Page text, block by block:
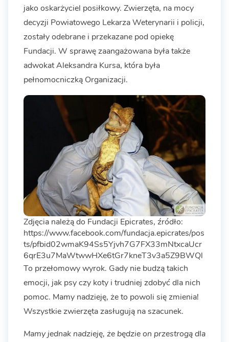
jako oskarżyciel posiłkowy. Zwierzęta, na mocy
decyzji Powiatowego Lekarza Weterynarii i policji,
zostały odebrane i przekazane pod opiekę
Fundacji. W sprawę zaangażowana była także
adwokat Aleksandra Kursa, która była
pełnomocniczką Organizacji.
Zdjęcia należą do Fundacji Epicrates, źródło:
https://www.facebook.com/fundacja.epicrates/pos
ts/pfbid02wmaK94Ss5Yjvh7G7FX33mNtxcaUcr
6qrE3u7MaWtwwHXe6tGr7kneT3v3a5Z9BWQl
To przełomowy wyrok. Gady nie budzą takich
emocji, jak psy czy koty i trudniej zdobyć dla nich
pomoc. Mamy nadzieję, że to powoli się zmienia!
Wszystkie zwierzęta zasługują na szacunek.
Mamy jednak nadzieję, że będzie on przestrogą dla